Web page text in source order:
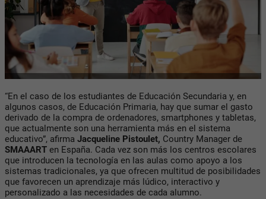
“En el caso de los estudiantes de Educación Secundaria y, en
algunos casos, de Educación Primaria, hay que sumar el gasto
derivado de la compra de ordenadores, smartphones y tabletas,
que actualmente son una herramienta más en el sistema
educativo”, afirma Jacqueline Pistoulet, Country Manager de
SMAAART en España. Cada vez son más los centros escolares
que introducen la tecnología en las aulas como apoyo a los
sistemas tradicionales, ya que ofrecen multitud de posibilidades
que favorecen un aprendizaje más lúdico, interactivo y
personalizado a las necesidades de cada alumno.